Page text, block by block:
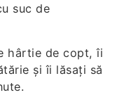
hârtie de copt, îi
și îi lăsați să